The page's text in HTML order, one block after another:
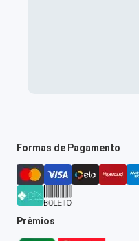
Formas de Pagamento
Prêmios